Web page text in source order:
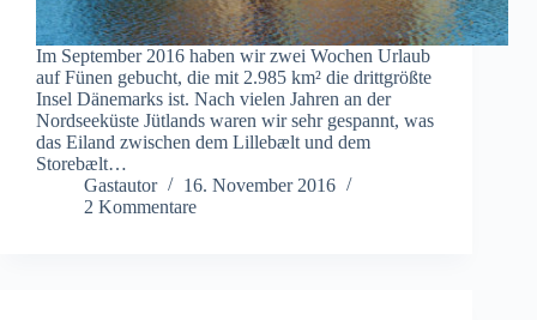
Im September 2016 haben wir zwei Wochen Urlaub
auf Fünen gebucht, die mit 2.985 km² die drittgrößte
Insel Dänemarks ist. Nach vielen Jahren an der
Nordseeküste Jütlands waren wir sehr gespannt, was
das Eiland zwischen dem Lillebælt und dem
Storebælt…
Gastautor
16. November 2016
2 Kommentare